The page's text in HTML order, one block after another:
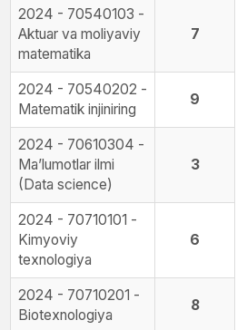
2024 - 70540103 -
Aktuar va moliyaviy
matematika
7
2024 - 70540202 -
Matematik injiniring
9
2024 - 70610304 -
Maʼlumotlar ilmi
(Data science)
3
2024 - 70710101 -
Kimyoviy
texnologiya
6
2024 - 70710201 -
Biotexnologiya
8